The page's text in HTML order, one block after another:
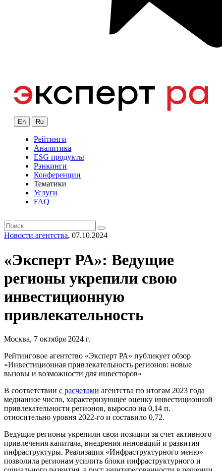
En Ru
Рейтинги
Аналитика
ESG продукты
Рэнкинги
Конференции
Тематики
Услуги
FAQ
Новости агентства, 07.10.2024
«Эксперт РА»: Ведущие
регионы укрепили свою
инвестиционную
привлекательность
Москва, 7 октября 2024 г.
Рейтинговое агентство «Эксперт РА» публикует обзор
«Инвестиционная привлекательность регионов: новые
вызовы и возможности для инвесторов»
В соответствии с расчетами агентства по итогам 2023 года
медианное число, характеризующее оценку инвестиционной
привлекательности регионов, выросло на 0,14 п.
относительно уровня 2022-го и составило 0,72.
Ведущие регионы укрепили свои позиции за счет активного
привлечения капитала, внедрения инноваций и развития
инфраструктуры. Реализация «Инфраструктурного меню»
позволила регионам усилить блоки инфраструктурного и